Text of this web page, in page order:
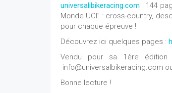
universalibikeracing.com : 144
Monde UCI" : cross-country,
pour chaque épreuve !
Découvrez ici quelques pages :
Vendu pour sa 1ère
info@universalbikeracing.com
Bonne lecture !